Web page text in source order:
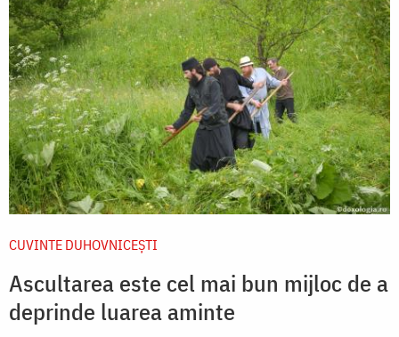
CUVINTE DUHOVNICEȘTI
Ascultarea este cel mai bun mijloc de a
deprinde luarea aminte